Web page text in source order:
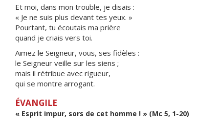
Et moi, dans mon trouble, je disais :
« Je ne suis plus devant tes yeux. »
Pourtant, tu écoutais ma prière
quand je criais vers toi.
Aimez le Seigneur, vous, ses fidèles :
le Seigneur veille sur les siens ;
mais il rétribue avec rigueur,
qui se montre arrogant.
ÉVANGILE
« Esprit impur, sors de cet homme ! » (Mc 5, 1-20)